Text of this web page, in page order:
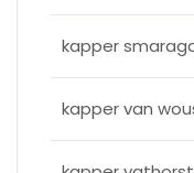
kapper
kapper van